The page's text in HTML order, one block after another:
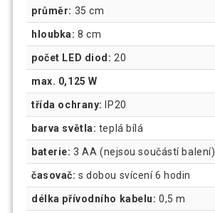
průměr: 35 cm
hloubka: 8 cm
počet LED diod: 20
max. 0,125 W
třída ochrany: IP20
barva světla: teplá bílá
baterie:3 AA (nejsou součástí balení)
časovač: s dobou svícení 6 hodin
délka přívodního kabelu: 0,5 m